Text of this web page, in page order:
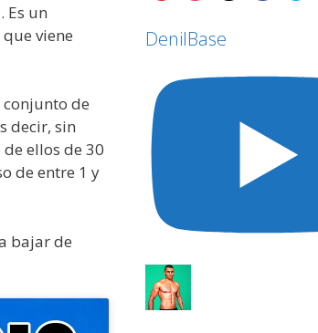
. Es un
viene
de
decir, sin
ellos de 30
de entre 1 y
bajar de
DenilBase